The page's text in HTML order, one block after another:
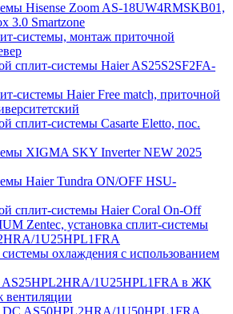
Hisense Zoom AS-18UW4RMSKB01,
3.0 Smartzone
системы, монтаж приточной
сплит-системы Haier AS25S2SF2FA-
системы Haier Free match, приточной
сплит-системы Casarte Eletto, пос.
XIGMA SKY Inverter NEW 2025
Haier Tundra ON/OFF HSU-
сплит-системы Haier Coral On-Off
Zentec, установка сплит-системы
1U25HPL1FRA
охлаждения с использованием
AS25HPL2HRA/1U25HPL1FRA в ЖК
вентиляции
DC AS50HPL2HRA/1U50HPL1FRA,